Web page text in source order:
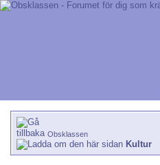
Obsklassen
Kultur